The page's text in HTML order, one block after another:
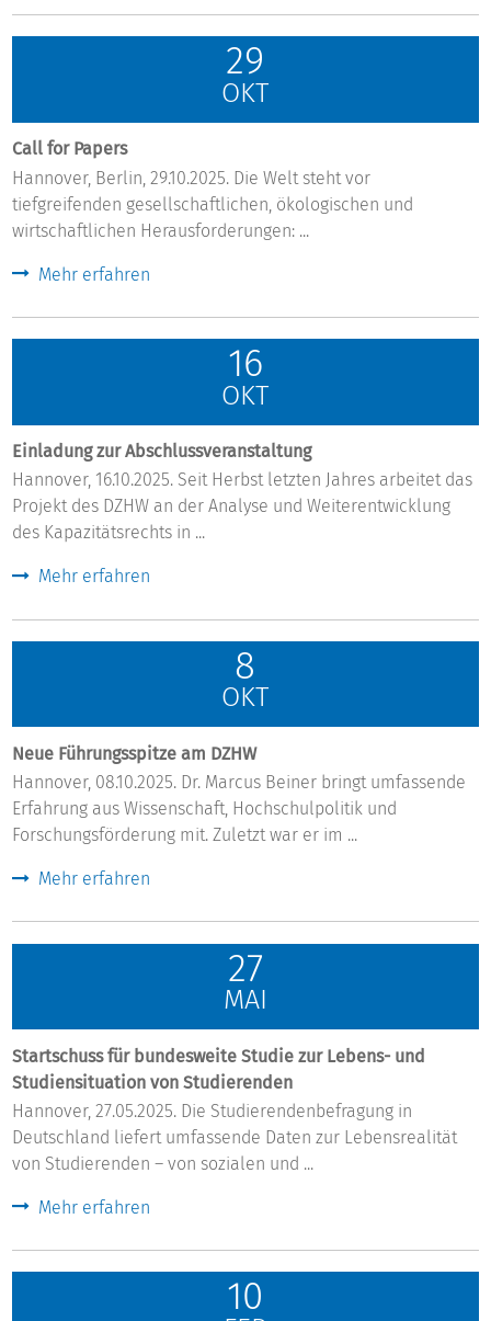
29
OKT
Call for Papers
Hannover, Berlin, 29.10.2025. Die Welt steht vor
tiefgreifenden gesellschaftlichen, ökologischen und
wirtschaftlichen Herausforderungen: ...
Mehr erfahren
16
OKT
Einladung zur Abschlussveranstaltung
Hannover, 16.10.2025. Seit Herbst letzten Jahres arbeitet das
Projekt des DZHW an der Analyse und Weiterentwicklung
des Kapazitätsrechts in ...
Mehr erfahren
8
OKT
Neue Führungsspitze am DZHW
Hannover, 08.10.2025. Dr. Marcus Beiner bringt umfassende
Erfahrung aus Wissenschaft, Hochschulpolitik und
Forschungsförderung mit. Zuletzt war er im ...
Mehr erfahren
27
MAI
Startschuss für bundesweite Studie zur Lebens- und
Studiensituation von Studierenden
Hannover, 27.05.2025. Die Studierendenbefragung in
Deutschland liefert umfassende Daten zur Lebensrealität
von Studierenden – von sozialen und ...
Mehr erfahren
10